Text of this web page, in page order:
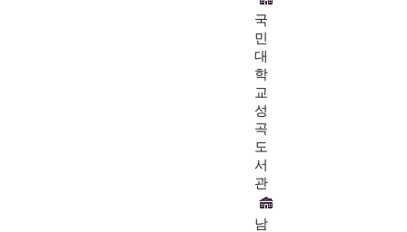
국
민
대
학
교
성
곡
도
서
관
남